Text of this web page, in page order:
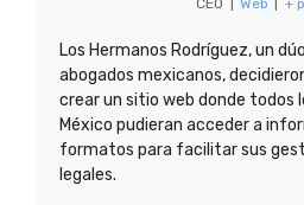
CEO Web +
Los Hermanos Rodríguez, un
abogados mexicanos,
crear un sitio web donde todos
México pudieran acceder a
formatos para facilitar sus
legales.